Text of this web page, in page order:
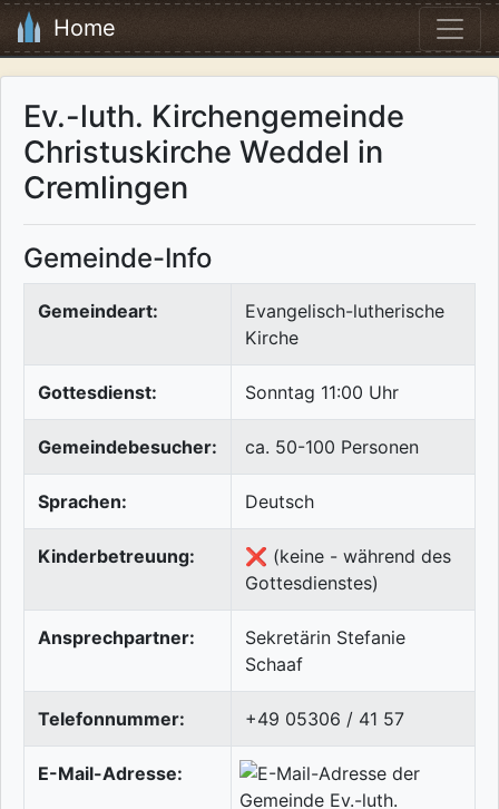
Home
Ev.-luth. Kirchengemeinde
Christuskirche Weddel in
Cremlingen
Gemeinde-Info
Gemeindeart:
Evangelisch-lutherische
Kirche
Gottesdienst: Sonntag 11:00 Uhr
Gemeindebesucher: ca. 50-100 Personen
Sprachen: Deutsch
Kinderbetreuung:
❌ (keine - während des
Gottesdienstes)
Ansprechpartner:
Sekretärin Stefanie
Schaaf
Telefonnummer: +49 05306 / 41 57
E-Mail-Adresse: